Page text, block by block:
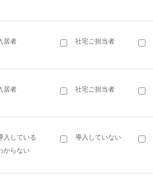
居者 社宅ご担当者
居者 社宅ご担当者
入している 導入していない
からない